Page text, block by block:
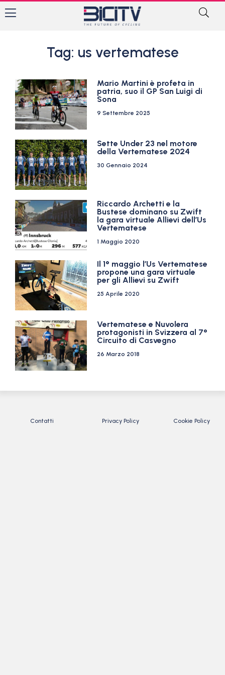
Tag: us vertematese
Mario Martini è profeta in
patria, suo il GP San Luigi di
Sona
9 Settembre 2025
Sette Under 23 nel motore
della Vertematese 2024
30 Gennaio 2024
Riccardo Archetti e la
Bustese dominano su Zwift
la gara virtuale Allievi dell’Us
Vertematese
1 Maggio 2020
Il 1° maggio l’Us Vertematese
propone una gara virtuale
per gli Allievi su Zwift
25 Aprile 2020
Vertematese e Nuvolera
protagonisti in Svizzera al 7°
Circuito di Casvegno
26 Marzo 2018
Contatti Privacy Policy Cookie Policy